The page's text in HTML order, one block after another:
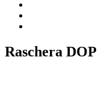
Raschera DOP